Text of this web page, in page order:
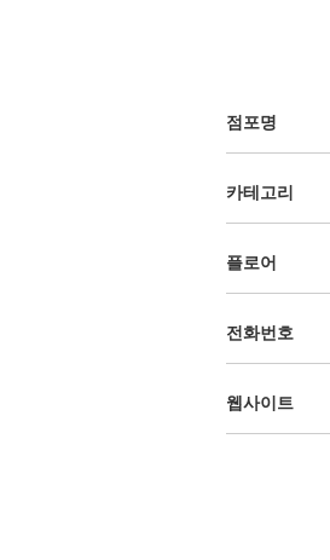
점포명
카테고리
플로어
전화번호
웹사이트